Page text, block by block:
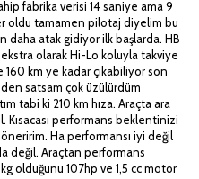
fabrika verisi 14 saniye ama 9
oldu tamamen pilotaj diyelim bu
daha atak gidiyor ilk başlarda. HB
olarak Hi-Lo koluyla takviye
160 km ye kadar çıkabiliyor son
satsam çok üzülürdüm
tabi ki 210 km hıza. Araçta ara
Kısacası performans beklentinizi
Ha performansı iyi değil
değil. Araçtan performans
kg olduğunu 107hp ve 1,5 cc motor